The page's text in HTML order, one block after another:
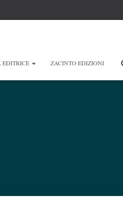
EDITRICE ZACINTO EDIZIONI